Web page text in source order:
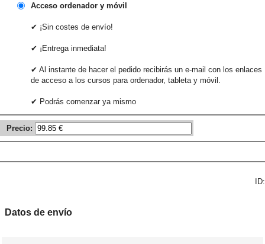
Acceso ordenador y móvil
✔ ¡Sin costes de envío!
✔ ¡Entrega inmediata!
✔ Al instante de hacer el pedido recibirás un e-mail con los enlaces
de acceso a los cursos para ordenador, tableta y móvil.
✔ Podrás comenzar ya mismo
Precio:
ID:
Datos de envío